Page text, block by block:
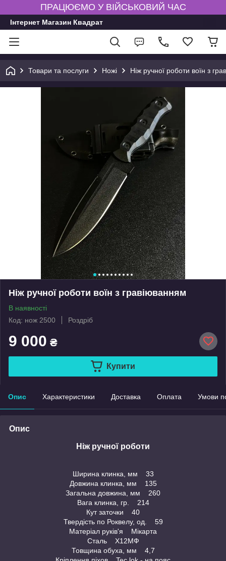
ПРАЦЮЄМО У ВІЙСЬКОВИЙ ЧАС
Інтернет Магазин Квадрат
Товари та послуги Ножі Ніж ручної роботи воїн з
Ніж ручної роботи воїн з гравіюванням
В наявності
Код: нож 2500
Роздріб
9 000 ₴
Купити
Опис Характеристики Доставка Оплата Умови
Опис
Ніж ручної роботи
Ширина клинка, мм 33
Довжина клинка, мм 135
Загальна довжина, мм 260
Вага клинка, гр. 214
Кут заточки 40
Твердість по Роквелу, од. 59
Матеріал руків'я Мікарта
Сталь Х12МФ
Товщина обуха, мм 4,7